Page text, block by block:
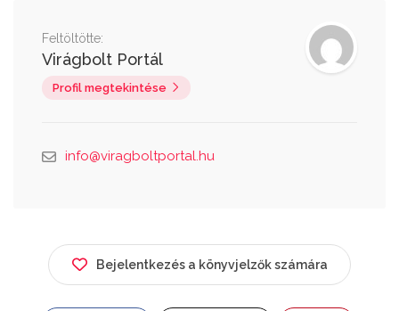
Feltöltötte:
Virágbolt Portál
Profil megtekintése
info@viragboltportal.hu
Bejelentkezés a könyvjelzők számára